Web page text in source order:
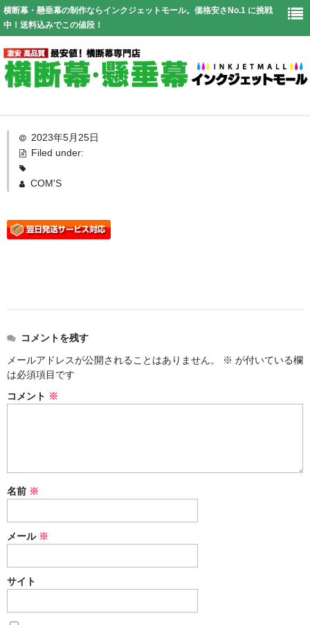
横断幕・懸垂幕の制作ならインクジェットモール。価格安さNo.1 に挑戦
中！送料込みでこの値段！
Top
幕仕様
お見積り
2023年5月25日
Filed under:
COM'S
コメントを残す
メールアドレスが公開されることはありません。
※ が付いている欄
は必須項目です
コメント ※
名前 ※
メール ※
サイト